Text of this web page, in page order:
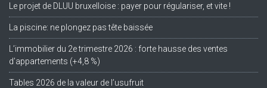
Le projet de DLUU bruxelloise : payer pour régulariser, et vite !
La piscine: ne plongez pas tête baissée
L’immobilier du 2e trimestre 2026 : forte hausse des ventes
d’appartements (+4,8 %)
Tables 2026 de la valeur de l’usufruit